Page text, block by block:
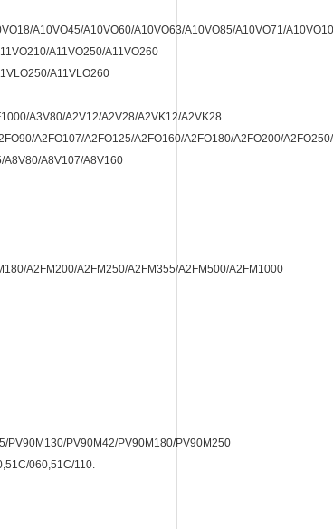
A10VO45/A10VO60/A10VO63/A10VO85/A10VO71/
A11VO250/A11VO260
A11VLO260
A3V80/A2V12/A2V28/A2VK12/A2VK28
A2FO107/A2FO125/A2FO160/A2FO180/A2FO200/
A8V80/A8V107/A8V160
A2FM200/A2FM250/A2FM355/A2FM500/A2FM1000
PV90M130/PV90M42/PV90M180/PV90M250
060,51C/110.